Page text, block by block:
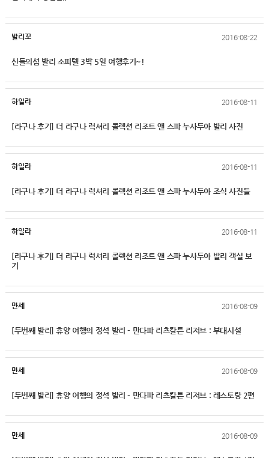
발리꼬 2016-08-22
신들의섬 발리 소피텔 3박 5일 여행후기~!
하일라 2016-08-11
[라구나 후기] 더 라구나 럭셔리 콜렉션 리조트 앤 스파 누사두아 발리 사진
하일라 2016-08-11
[라구나 후기] 더 라구나 럭셔리 콜렉션 리조트 앤 스파 누사두아 조식 사진들
하일라 2016-08-11
[라구나 후기] 더 라구나 럭셔리 콜렉션 리조트 앤 스파 누사두아 발리 객실 보
기
만세 2016-08-09
[두번째 발리] 휴양 여행의 정석 발리 - 만다파 리츠칼튼 리저브 : 부대시설
만세 2016-08-09
[두번째 발리] 휴양 여행의 정석 발리 - 만다파 리츠칼튼 리저브 : 레스토랑 2편
만세 2016-08-09